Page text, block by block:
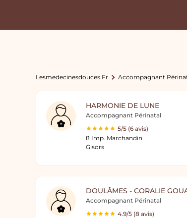
Lesmedecinesdouces.fr Accompagnant
HARMONIE DE LUNE
Accompagnant Périnatal
5/5 (6 avis)
8 Imp. Marchandin
Gisors
DOULÂMES - CORALIE
Accompagnant Périnatal
4.9/5 (8 avis)